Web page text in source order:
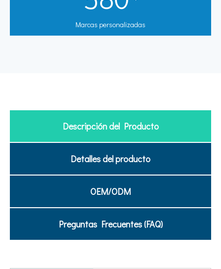
Marcas personalizadas
Descripción del Producto
Detalles del producto
OEM/ODM
Preguntas Frecuentes (FAQ)